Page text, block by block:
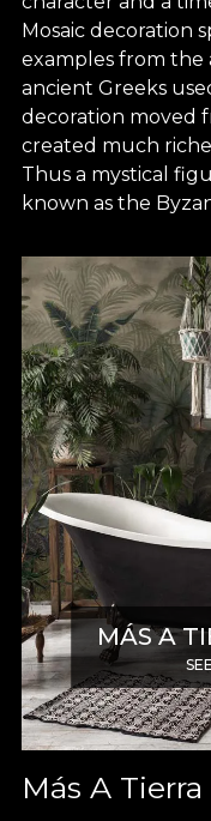
Mosaic decoration
examples from the
ancient Greeks
decoration moved
created much
Thus a mystical
known as the
MÁS A
Más A